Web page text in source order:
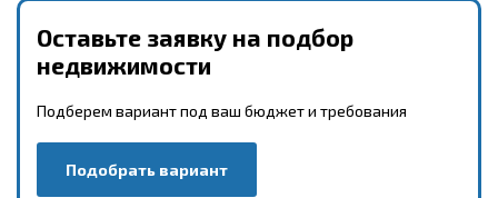
Оставьте заявку на подбор
недвижимости
Подберем вариант под ваш бюджет и требования
Подобрать вариант